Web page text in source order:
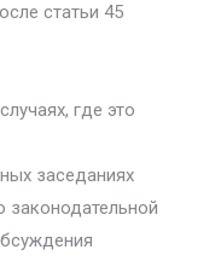
статьи 45
где это
заседаниях
законодательной